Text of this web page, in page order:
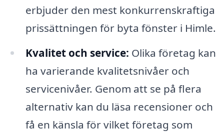
erbjuder den mest konkurrenskraftiga
prissättningen för byta fönster i Himle.
Kvalitet och service: Olika företag kan
ha varierande kvalitetsnivåer och
servicenivåer. Genom att se på flera
alternativ kan du läsa recensioner och
få en känsla för vilket företag som